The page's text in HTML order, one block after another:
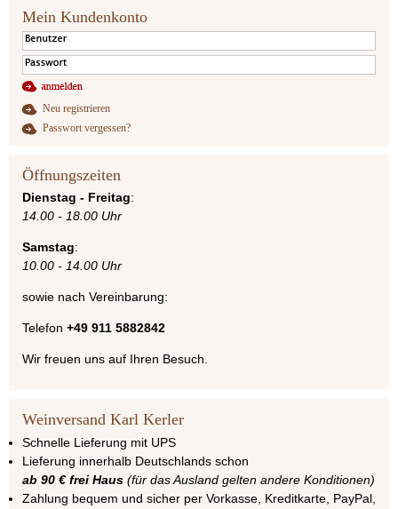
Mein Kundenkonto
Neu registrieren
Passwort vergessen?
Öffnungszeiten
Dienstag - Freitag:
14.00 - 18.00 Uhr
Samstag:
10.00 - 14.00 Uhr
sowie nach Vereinbarung:
Telefon +49 911 5882842
Wir freuen uns auf Ihren Besuch.
Weinversand Karl Kerler
Schnelle Lieferung mit UPS
Lieferung innerhalb Deutschlands schon
ab 90 € frei Haus (für das Ausland gelten andere Konditionen)
Zahlung bequem und sicher per Vorkasse, Kreditkarte, PayPal,